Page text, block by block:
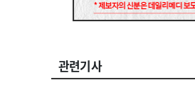
관련기사